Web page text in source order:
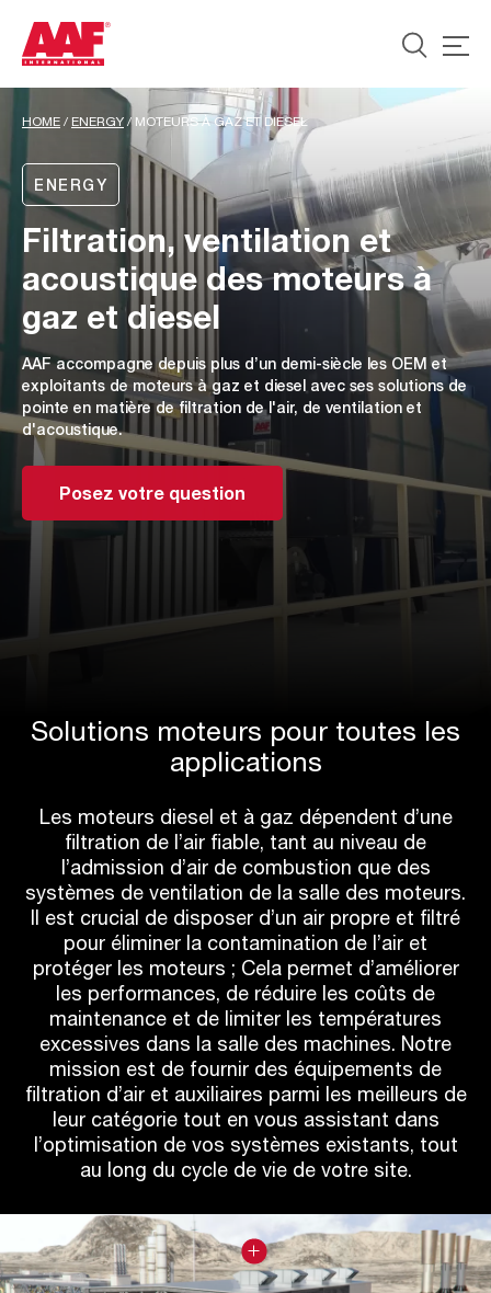
HOME / ENERGY / MOTEURS À GAZ ET DIESEL
ENERGY
Filtration, ventilation et
acoustique des moteurs à
gaz et diesel
AAF accompagne depuis plus d’un demi-siècle les OEM et
exploitants de moteurs à gaz et diesel avec ses solutions de
pointe en matière de filtration de l'air, de ventilation et
d'acoustique.
Posez votre question
Solutions moteurs pour toutes les
applications
Les moteurs diesel et à gaz dépendent d’une
filtration de l’air fiable, tant au niveau de
l’admission d’air de combustion que des
systèmes de ventilation de la salle des moteurs.
Il est crucial de disposer d’un air propre et filtré
pour éliminer la contamination de l’air et
protéger les moteurs ; Cela permet d’améliorer
les performances, de réduire les coûts de
maintenance et de limiter les températures
excessives dans la salle des machines. Notre
mission est de fournir des équipements de
filtration d’air et auxiliaires parmi les meilleurs de
leur catégorie tout en vous assistant dans
l’optimisation de vos systèmes existants, tout
au long du cycle de vie de votre site.
L’environnement
proche